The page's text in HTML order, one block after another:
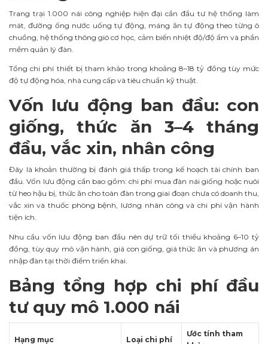
Trang trại 1.000 nái công nghiệp hiện đại cần đầu tư hệ thống làm
mát, đường ống nước uống tự động, máng ăn tự động theo từng ô
chuồng, hệ thống thông gió cơ học, cảm biến nhiệt độ/độ ẩm và phần
mềm quản lý đàn.
Tổng chi phí thiết bị tham khảo trong khoảng 8–18 tỷ đồng tùy mức
độ tự động hóa, nhà cung cấp và tiêu chuẩn kỹ thuật.
Vốn lưu động ban đầu: con
giống, thức ăn 3–4 tháng
đầu, vắc xin, nhân công
Đây là khoản thường bị đánh giá thấp trong kế hoạch tài chính ban
đầu. Vốn lưu động cần bao gồm: chi phí mua đàn nái giống hoặc nuôi
từ heo hậu bị, thức ăn cho toàn đàn trong giai đoạn chưa có doanh thu,
vắc xin và thuốc phòng bệnh, lương nhân công và chi phí vận hành
tiện ích.
Nhu cầu vốn lưu động ban đầu nên dự trữ tối thiểu khoảng 6–10 tỷ
đồng, tùy quy mô vận hành, giá con giống, giá thức ăn và phương án
nhập đàn tại thời điểm triển khai.
Bảng tổng hợp chi phí đầu
tư quy mô 1.000 nái
Hạng mục Loại chi phí
Ước tính tham